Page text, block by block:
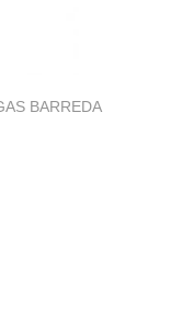
BARREDA